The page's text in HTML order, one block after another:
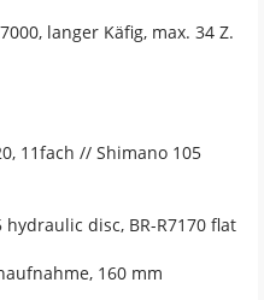
langer Käfig, max. 34 Z.
11fach // Shimano 105
disc, BR-R7170 flat
160 mm